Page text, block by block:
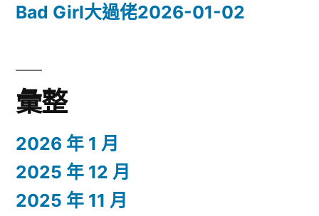
Bad Girl大過佬2026-01-02
彙整
2026 年 1 月
2025 年 12 月
2025 年 11 月